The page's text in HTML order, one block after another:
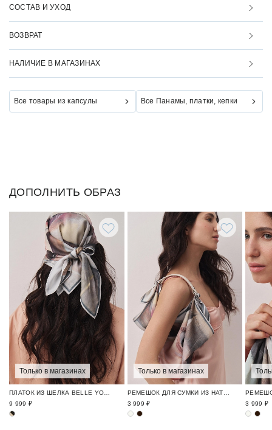
СОСТАВ И УХОД
ВОЗВРАТ
НАЛИЧИЕ В МАГАЗИНАХ
Все товары из капсулы Все Панамы, платки, кепки
ДОПОЛНИТЬ ОБРАЗ
Только в магазинах
ПЛАТОК ИЗ ШЕЛКА BELLE YOU X ЛЮСЯ СОЛОВЬЕВА
9 999 ₽
Только в магазинах
РЕМЕШОК ДЛЯ СУМКИ ИЗ НАТУРАЛЬНОЙ КОЖИ BELLE YOU X ЛЮСЯ СОЛОВЬЕВА
3 999 ₽
3 999 ₽